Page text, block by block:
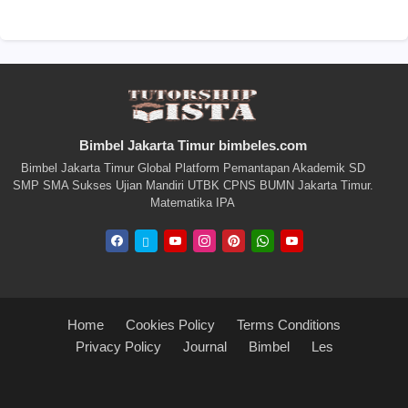
Bimbel Jakarta Timur bimbeles.com
Bimbel Jakarta Timur Global Platform Pemantapan Akademik SD
SMP SMA Sukses Ujian Mandiri UTBK CPNS BUMN Jakarta Timur.
Matematika IPA
Home Cookies Policy
Terms Conditions
Privacy Policy
Journal Bimbel Les